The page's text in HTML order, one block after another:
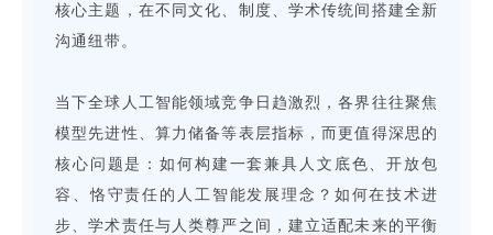
核心主题，在不同文化、制度、学术传统间搭建全新
沟通纽带。
当下全球人工智能领域竞争日趋激烈，各界往往聚焦
模型先进性、算力储备等表层指标，而更值得深思的
核心问题是：如何构建一套兼具人文底色、开放包
容、恪守责任的人工智能发展理念？如何在技术进
步、学术责任与人类尊严之间，建立适配未来的平衡